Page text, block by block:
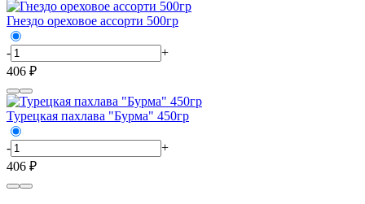
Гнездо ореховое ассорти 500гр
-
+
406 ₽
Турецкая пахлава "Бурма" 450гр
-
+
406 ₽